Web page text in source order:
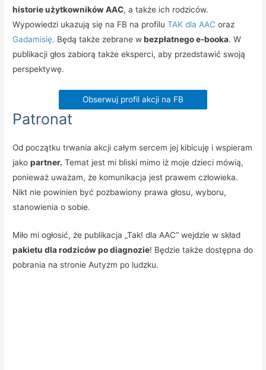
historie użytkowników AAC, a także ich rodziców.
Wypowiedzi ukazują się na FB na profiluTAK dla AAC oraz
Gadamisię. Będą także zebrane wbezpłatnego e-booka. W
publikacji głos zabiorą także eksperci, aby przedstawić swoją
perspektywę.
Obserwuj profil akcji na FB
Patronat
Od początku trwania akcji całym sercem jej kibicuję i wspieram
jakopartner. Temat jest mi bliski mimo iż moje dzieci mówią,
ponieważ uważam, że komunikacja jest prawem człowieka.
Nikt nie powinien być pozbawiony prawa głosu, wyboru,
stanowienia o sobie.
Miło mi ogłosić, że publikacja „Tak! dla AAC” wejdzie w skład
pakietu dla rodziców po diagnozie! Będzie także dostępna do
pobrania na stronie Autyzm po ludzku.